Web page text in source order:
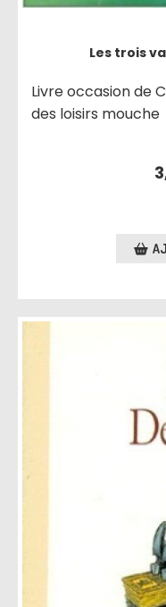
Les trois
Livre occasion de
des loisirs mouche